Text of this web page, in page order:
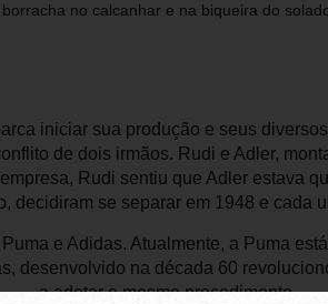
no calcanhar e na biqueira do
iniciar sua produção e seus
de dois irmãos. Rudi e Adler,
Rudi sentiu que Adler estava
decidiram se separar em 1948 e cada
e Adidas. Atualmente, a Puma
desenvolvido na década 60
a adotar o mesmo procedimento.